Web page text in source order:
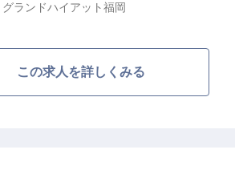
ら、世界に通用するサービスス
ランドハイアット福岡
この求人を詳しくみる